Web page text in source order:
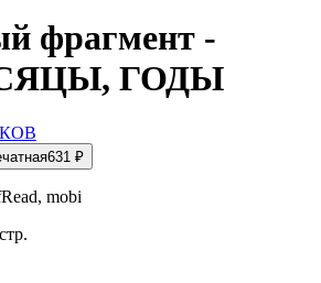
фрагмент -
ГОДЫ
631 ₽
mobi